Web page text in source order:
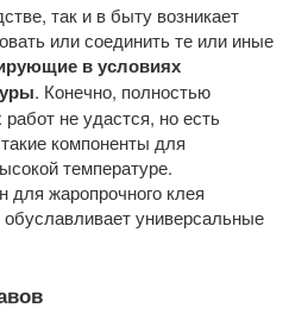
так и в быту возникает
или соединить те или иные
в условиях
. Конечно, полностью
не удастся, но есть
компоненты для
температуре.
для жаропрочного клея
универсальные